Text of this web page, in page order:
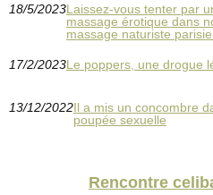
18/5/2023Laissez-vous tenter par
massage érotique dans
massage naturiste
17/2/2023Le poppers, une drogue
13/12/2022Il a mis un concombre
poupée sexuelle
Rencontre